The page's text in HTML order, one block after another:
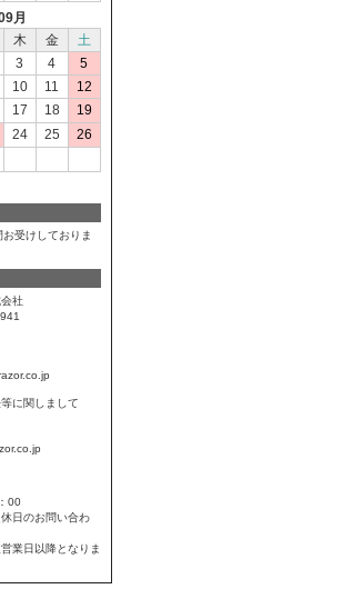
月
木 金
土
3 4
5
10 11
12
17 18
19
24 25
26
受けしておりま
社
に関しまして
00
日のお問い合わ
業日以降となりま